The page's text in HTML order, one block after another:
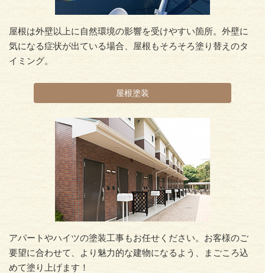
屋根は外壁以上に自然環境の影響を受けやすい箇所。外壁に
気になる症状が出ている場合、屋根もそろそろ塗り替えのタ
イミング。
屋根塗装
アパートやハイツの塗装工事もお任せください。お客様のご
要望に合わせて、より魅力的な建物になるよう、まごころ込
めて塗り上げます！